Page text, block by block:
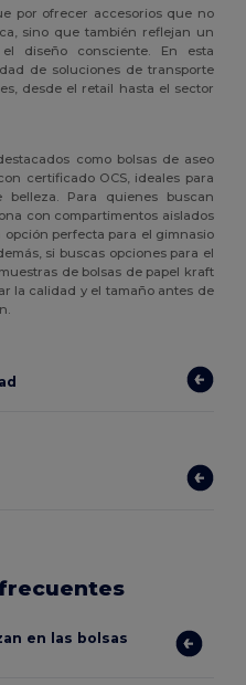
por ofrecer accesorios que no
sino que también reflejan un
diseño consciente. En esta
de soluciones de transporte
desde el retail hasta el sector
como bolsas de aseo
certificado OCS, ideales para
Para quienes buscan
con compartimentos aislados
opción perfecta para el gimnasio
si buscas opciones para el
de bolsas de papel kraft
la calidad y el tamaño antes de
en las bolsas